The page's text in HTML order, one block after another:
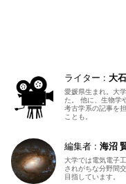
大
愛媛県生まれ。大
た。 他に、生物学
考古学系の記事を
ことも。
海沼
大学では電気電子
されがちな分野間
目指しています。